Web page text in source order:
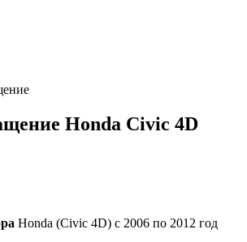
Honda Civic 4D
Honda (Civic 4D) с 2006 по 2012 год